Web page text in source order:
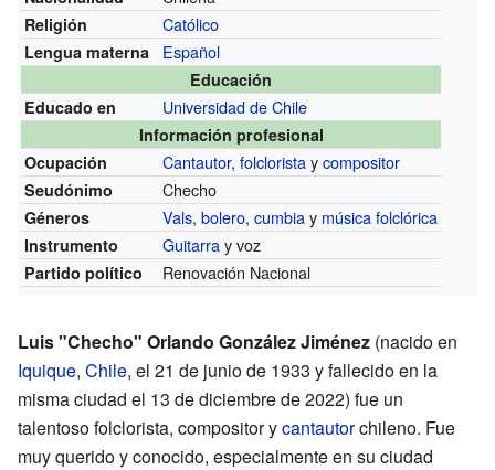
Religión Católico
Lengua materna Español
Educación
Educado en
Universidad de Chile
Información profesional
Ocupación
Cantautor,folcloristaycompositor
Seudónimo Checho
Géneros Vals,bolero,cumbiay música folclórica
Instrumento Guitarray voz
Partido político Renovación Nacional
Luis "Checho" Orlando González Jiménez (nacido en
Iquique, Chile, el 21 de junio de 1933 y fallecido en la
misma ciudad el 13 de diciembre de 2022) fue un
talentoso folclorista, compositor ycantautorchileno. Fue
muy querido y conocido, especialmente en su ciudad